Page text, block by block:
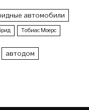
автомобили
Тобиас Моерс
автодом